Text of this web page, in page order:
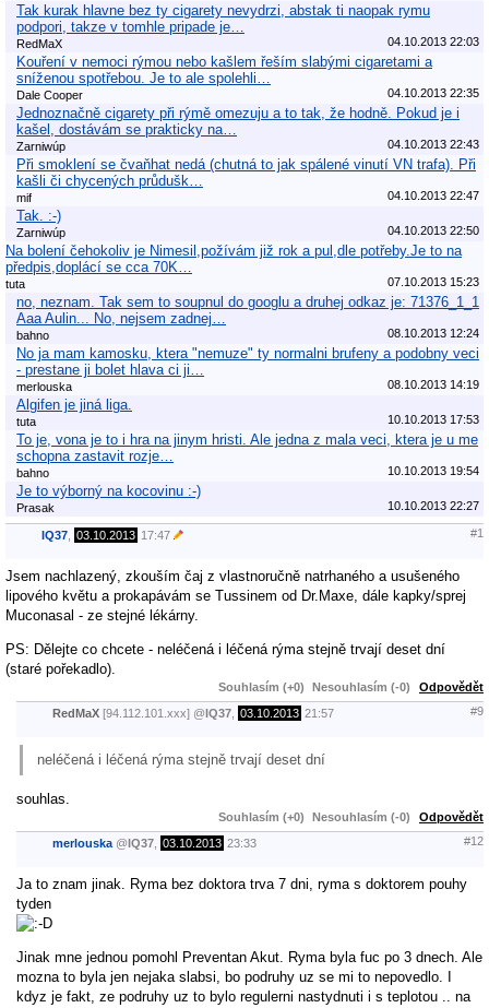
Tak kurak hlavne bez ty cigarety nevydrzi, abstak ti naopak rymu
podpori, takze v tomhle pripade je…
RedMaX 04.10.2013 22:03
Kouření v nemoci rýmou nebo kašlem řeším slabými cigaretami a
sníženou spotřebou. Je to ale spolehli…
Dale Cooper 04.10.2013 22:35
Jednoznačně cigarety při rýmě omezuju a to tak, že hodně. Pokud je i
kašel, dostávám se prakticky na…
Zarniwúp 04.10.2013 22:43
Při smoklení se čvaňhat nedá (chutná to jak spálené vinutí VN trafa). Při
kašli či chycených průdušk…
mif 04.10.2013 22:47
Tak. :-)
Zarniwúp 04.10.2013 22:50
Na bolení čehokoliv je Nimesil,požívám již rok a pul,dle potřeby.Je to na
předpis,doplácí se cca 70K…
tuta 07.10.2013 15:23
no, neznam. Tak sem to soupnul do googlu a druhej odkaz je: 71376_1_1
Aaa Aulin... No, nejsem zadnej…
bahno 08.10.2013 12:24
No ja mam kamosku, ktera "nemuze" ty normalni brufeny a podobny veci
- prestane ji bolet hlava ci ji…
merlouska 08.10.2013 14:19
Algifen je jiná liga.
tuta 10.10.2013 17:53
To je, vona je to i hra na jinym hristi. Ale jedna z mala veci, ktera je u me
schopna zastavit rozje…
bahno 10.10.2013 19:54
Je to výborný na kocovinu :-)
Prasak 10.10.2013 22:27
IQ37 03.10.2013 17:47 #1
Jsem nachlazený, zkouším čaj z vlastnoručně natrhaného a usušeného
lipového květu a prokapávám se Tussinem od Dr.Maxe, dále kapky/sprej
Muconasal - ze stejné lékárny.
PS: Dělejte co chcete - neléčená i léčená rýma stejně trvají deset dní
(staré pořekadlo).
Souhlasím (+0) Nesouhlasím (-0) Odpovědět
RedMaX [94.112.101.xxx] @IQ37 03.10.2013 21:57 #9
neléčená i léčená rýma stejně trvají deset dní
souhlas.
Souhlasím (+0) Nesouhlasím (-0) Odpovědět
merlouska @IQ37 03.10.2013 23:33 #12
Ja to znam jinak. Ryma bez doktora trva 7 dni, ryma s doktorem pouhy
tyden
Jinak mne jednou pomohl Preventan Akut. Ryma byla fuc po 3 dnech. Ale
mozna to byla jen nejaka slabsi, bo podruhy uz se mi to nepovedlo. I
kdyz je fakt, ze podruhy uz to bylo regulerni nastydnuti i s teplotou .. na